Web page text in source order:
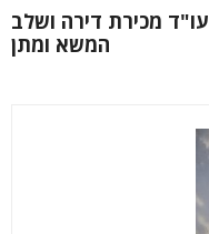
עו"ד מכירת דירה ושלב
המשא ומתן